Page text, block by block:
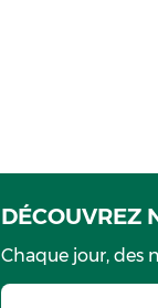
DÉCOUVREZ
Chaque jour, des